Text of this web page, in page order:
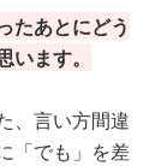
たあとにどう
ます。
、言い方間違
「でも」を差